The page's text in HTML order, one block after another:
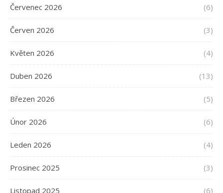
Červenec 2026 (6)
Červen 2026 (3)
Květen 2026 (4)
Duben 2026 (13)
Březen 2026 (5)
Únor 2026 (6)
Leden 2026 (4)
Prosinec 2025 (3)
Listopad 2025 (6)